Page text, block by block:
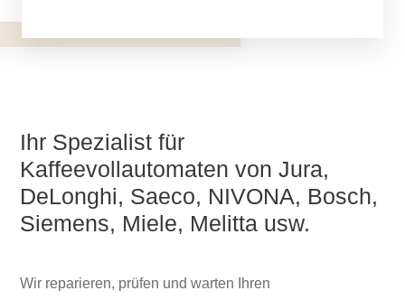
Ihr Spezialist für
Kaffeevollautomaten von Jura,
DeLonghi, Saeco, NIVONA, Bosch,
Siemens, Miele, Melitta usw.
Wir reparieren, prüfen und warten Ihren